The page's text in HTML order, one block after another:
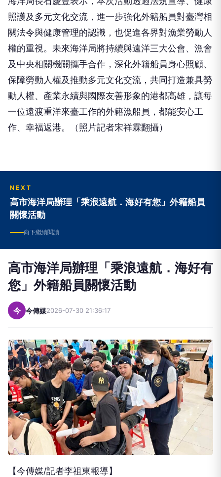
關法令與健康管理的認識，也促進各界對漁業勞動人
權的重視。未來海洋局將持續與遠洋三大公會、漁會
及中央相關機關攜手合作，深化外籍船員身心照顧、
保障勞動人權及推動多元文化交流，共同打造兼具勞
動人權、產業永續與國際友善形象的港都高雄，讓每
一位遠渡重洋來臺工作的外籍漁船員，都能安心工
作、幸福返港。（照片記者宋祥霖翻攝）
NEXT
高市海洋局辦理「乘浪遠航．海好有您」外籍船員
關懷活動
向下繼續閱讀
高市海洋局辦理「乘浪遠航．海好有
您」外籍船員關懷活動
今 2026-07-30 21:36:17
【今傳媒/記者李祖東報導】
為落實外籍漁船員身心健康照顧及法規宣導，並持續